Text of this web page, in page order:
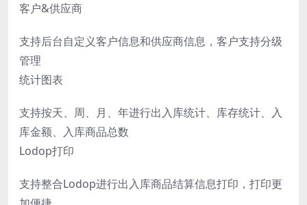
客户&供应商
支持后台自定义客户信息和供应商信息，客户支持分级
管理
统计图表
支持按天、周、月、年进行出入库统计、库存统计、入
库金额、入库商品总数
Lodop打印
支持整合Lodop进行出入库商品结算信息打印，打印更